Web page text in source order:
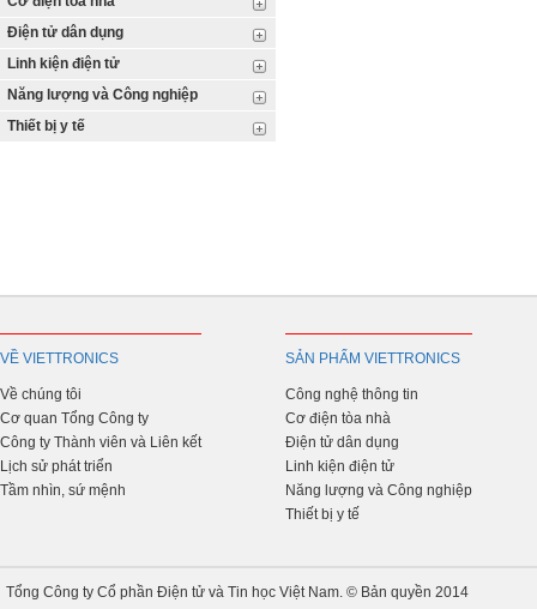
Điện tử dân dụng
Linh kiện điện tử
Năng lượng và Công nghiệp
Thiết bị y tế
VỀ VIETTRONICS
Về chúng tôi
Cơ quan Tổng Công ty
Công ty Thành viên và Liên kết
Lịch sử phát triển
Tầm nhìn, sứ mệnh
SẢN PHẨM VIETTRONICS
Công nghệ thông tin
Cơ điện tòa nhà
Điện tử dân dụng
Linh kiện điện tử
Năng lượng và Công nghiệp
Thiết bị y tế
Tổng Công ty Cổ phần Điện tử và Tin học Việt Nam. © Bản quyền 2014